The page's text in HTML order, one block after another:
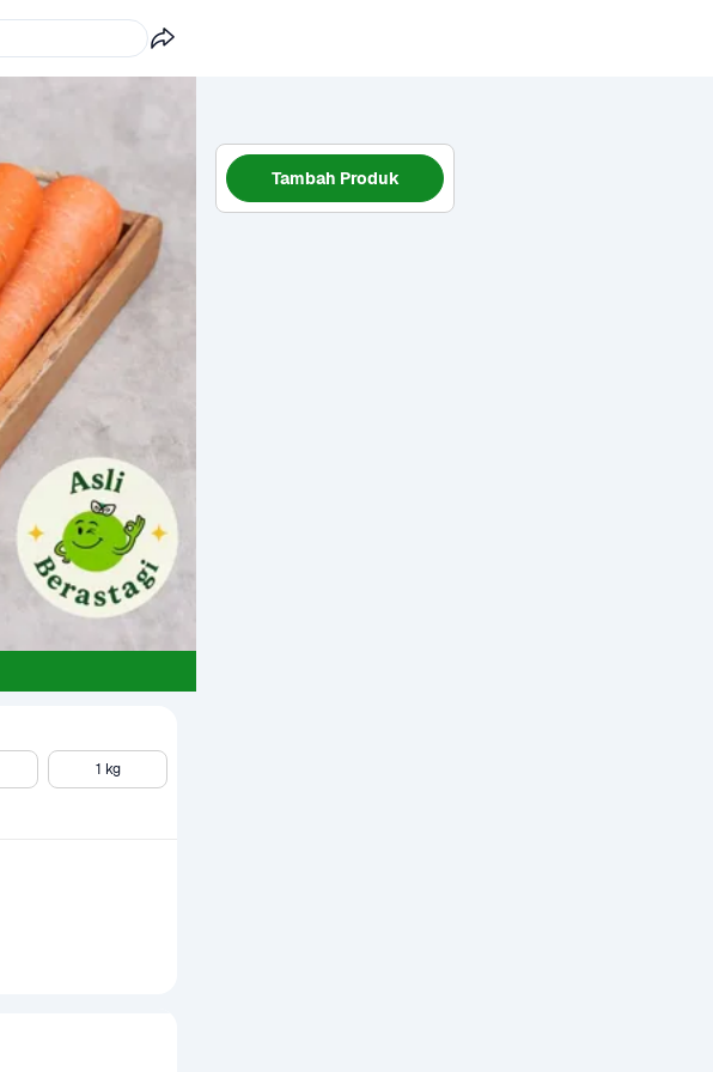
1 kg
Tambah Produk